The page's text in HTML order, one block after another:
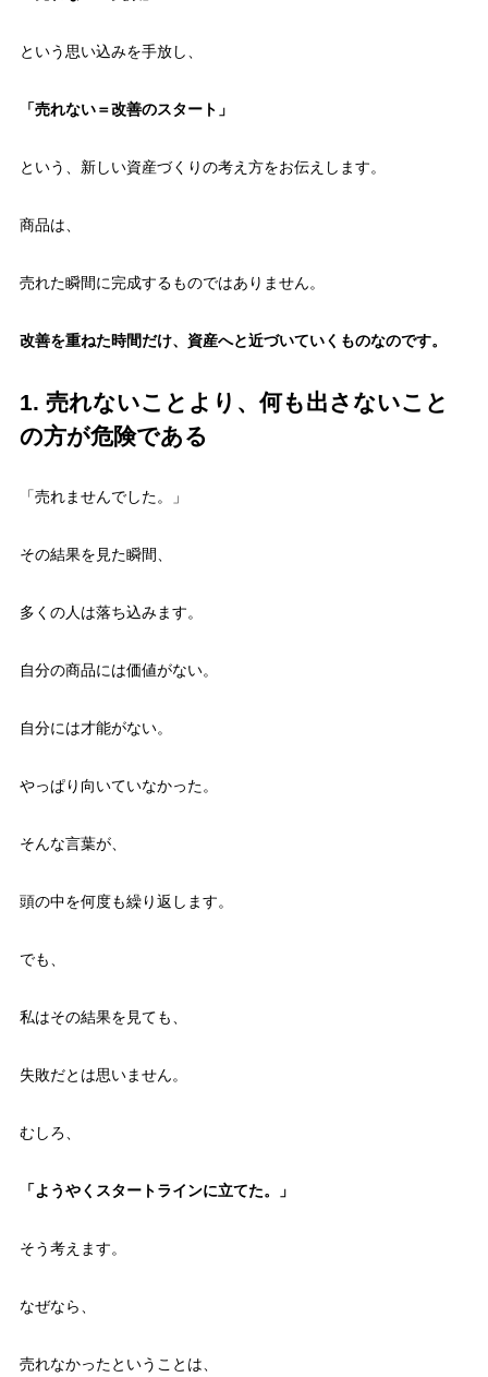
という思い込みを手放し、
「売れない＝改善のスタート」
という、新しい資産づくりの考え方をお伝えします。
商品は、
売れた瞬間に完成するものではありません。
改善を重ねた時間だけ、資産へと近づいていくものなのです。
1. 売れないことより、何も出さないこと
の方が危険である
「売れませんでした。」
その結果を見た瞬間、
多くの人は落ち込みます。
自分の商品には価値がない。
自分には才能がない。
やっぱり向いていなかった。
そんな言葉が、
頭の中を何度も繰り返します。
でも、
私はその結果を見ても、
失敗だとは思いません。
むしろ、
「ようやくスタートラインに立てた。」
そう考えます。
なぜなら、
売れなかったということは、